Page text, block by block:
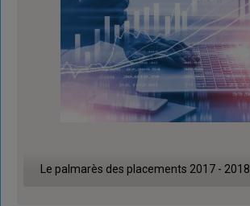
Le palmarès des placements 2017 - 2018